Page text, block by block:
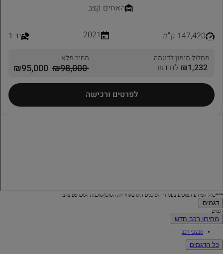
***כלל המידע המופיע בעמודי הסוכנים הינו באחריות הסוכן/סוכנות המפרסם בלבד
דגמים
דגמים
מחירון רכב חדש
מבצעי רכב
כל הדגמים